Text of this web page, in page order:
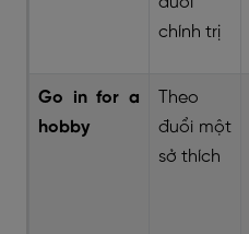
chính trị
Go in for a
hobby
Theo
đuổi một
sở thích